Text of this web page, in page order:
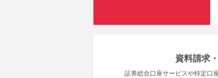
資料請求
証券総合口座サービスや特定口